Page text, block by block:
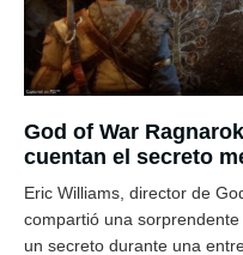
God of War
cuentan el secreto
Eric Williams, director de
compartió una
un secreto durante una